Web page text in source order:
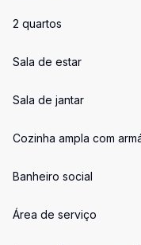
2 quartos
Sala de estar
Sala de jantar
Cozinha ampla com
Banheiro social
Área de serviço